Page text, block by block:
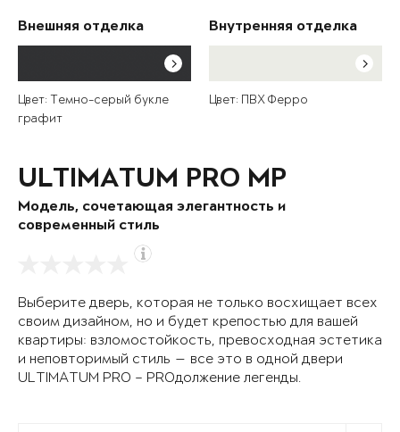
Внешняя отделка
Цвет: Темно-серый букле
графит
Внутренняя отделка
Цвет: ПВХ Ферро
ULTIMATUM PRO MP
Модель, сочетающая элегантность и
современный стиль
Выберите дверь, которая не только восхищает всех
своим дизайном, но и будет крепостью для вашей
квартиры: взломостойкость, превосходная эстетика
и неповторимый стиль — все это в одной двери
ULTIMATUM PRO – PROдолжение легенды.